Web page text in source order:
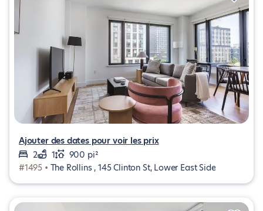
Ajouter des dates pour voir les prix
2
1
900 pi²
#1495 • The Rollins , 145 Clinton St, Lower East Side